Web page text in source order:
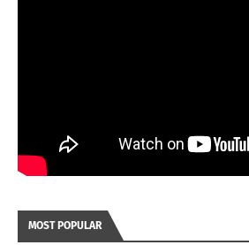
MOST POPULAR